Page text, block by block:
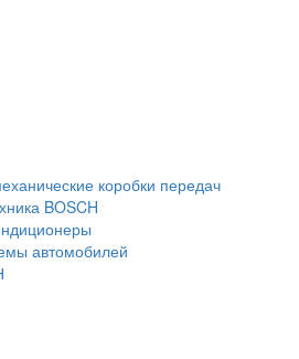
коробки передач
BOSCH
автомобилей